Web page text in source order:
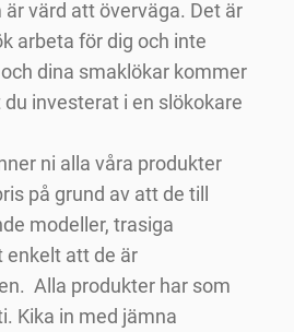
värd att överväga. Det är
arbeta för dig och inte
dina smaklökar kommer
investerat i en slökokare
ni alla våra produkter
på grund av att de till
modeller, trasiga
enkelt att de är
Alla produkter har som
Kika in med jämna